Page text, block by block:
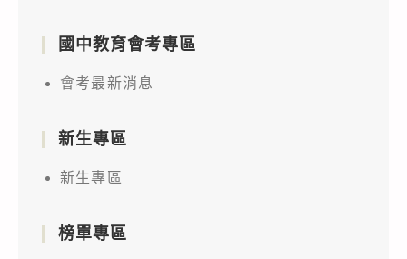
國中教育會考專區
會考最新消息
新生專區
新生專區
榜單專區